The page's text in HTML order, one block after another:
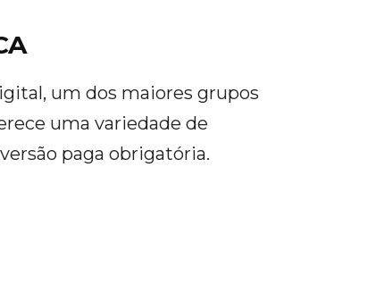
um dos maiores grupos
uma variedade de
paga obrigatória.